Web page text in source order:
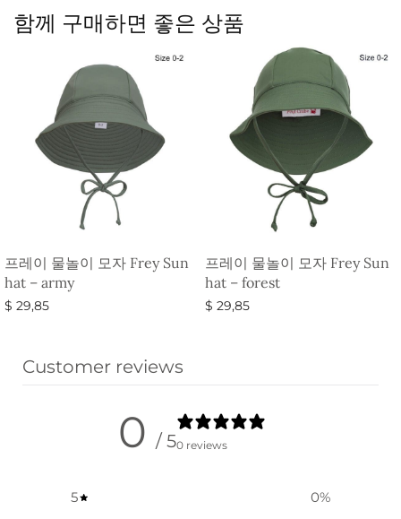
함께 구매하면 좋은 상품
프레이 물놀이 모자 Frey Sun
hat – army
$ 29,85
프레이 물놀이 모자 Frey Sun
hat – forest
$ 29,85
Customer reviews
0 / 50 reviews
5 0%